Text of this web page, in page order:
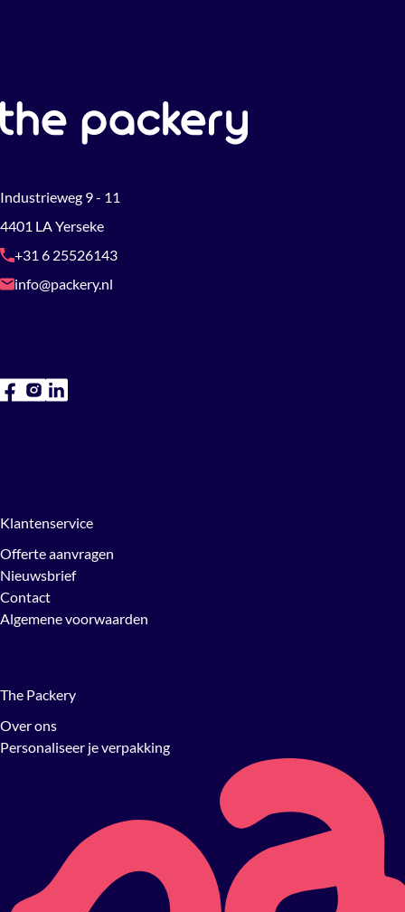
Industrieweg 9 - 11
4401 LA Yerseke
+31 6 25526143
info@packery.nl
Klantenservice
Offerte aanvragen
Nieuwsbrief
Contact
Algemene voorwaarden
The Packery
Over ons
Personaliseer je verpakking